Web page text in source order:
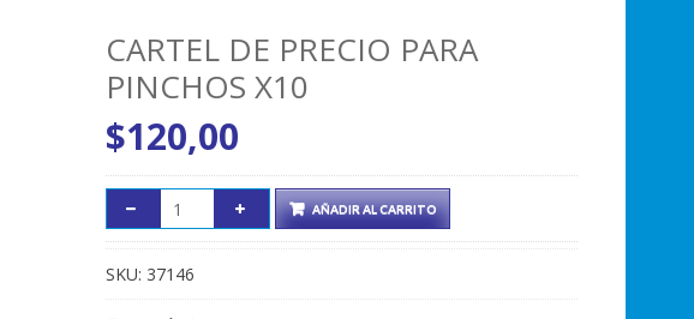
CARTEL DE PRECIO PARA
PINCHOS X10
$120,00
AÑADIR AL CARRITO
SKU: 37146